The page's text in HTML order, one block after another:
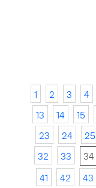
1 2 3 4
13
14 15
23
24 25
32
33 34
41
42 43